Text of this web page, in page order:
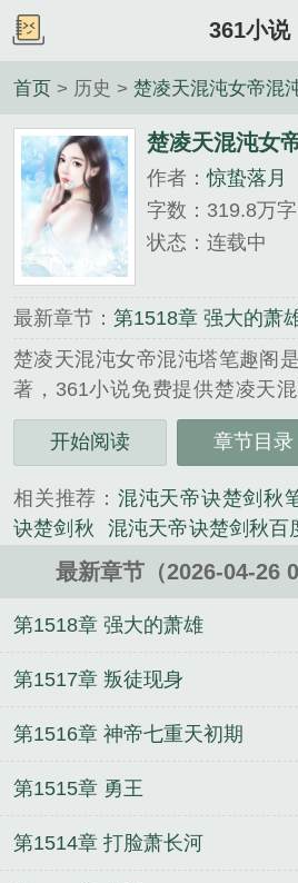
361小说
首页 > 历史 > 楚凌天混沌女帝混
楚凌天混沌女
作者：惊蛰落月
字数：319.8万字
状态：连载中
最新章节： 第1518章 强大的萧
楚凌天混沌女帝混沌塔笔趣阁
著，361小说免费提供楚凌天
全文在线阅读。
三秒记住本站：361小说 网址
作的历史类小说。
开始阅读 章节目录
相关推荐： 混沌天帝诀楚剑秋
诀楚剑秋
混沌天帝诀楚剑秋百
地诀楚剑秋免费阅读 混沌天帝
帝诀楚剑秋笔趣阁免费阅读
剑秋全文 混沌楚天绝
混沌
诀楚剑秋随风漫步
最新章节（2026-04-26
第1518章 强大的萧雄
第1517章 叛徒现身
第1516章 神帝七重天初期
第1515章 勇王
第1514章 打脸萧长河